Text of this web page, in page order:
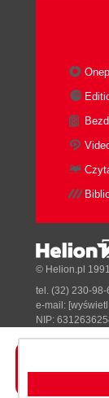
Designed with
© Helion.pl
tel. (32) 230-98-
e-mail:
NIP: